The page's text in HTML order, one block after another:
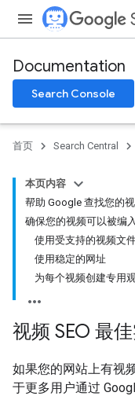
Documentation
Search Console
首页 Search Central
本页内容
帮助 Google 查找您的
确保您的视频可以被编
使用受支持的视频文
使用稳定的网址
为每个视频创建专用
视频 SEO 最
如果您的网站上有视
于更多用户通过